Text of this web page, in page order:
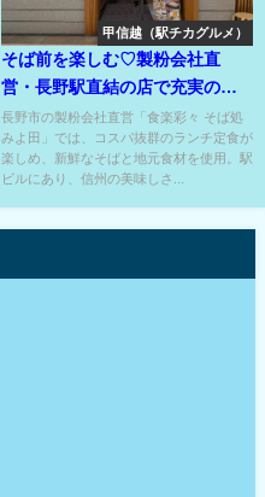
甲信越（駅チカグルメ）
そば前を楽しむ♡製粉会社直
営・長野駅直結の店で充実の郷
土料理とそばを堪能♡
長野市の製粉会社直営「食楽彩々 そば処
みよ田」では、コスパ抜群のランチ定食が
楽しめ、新鮮なそばと地元食材を使用。駅
ビルにあり、信州の美味しさ...